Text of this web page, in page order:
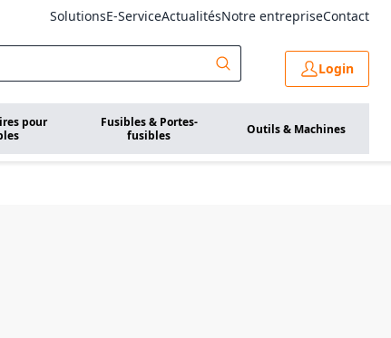
SolutionsE-ServiceActualitésNotre entrepriseContact
Login
pour
Fusibles & Portes-
fusibles
Outils & Machines